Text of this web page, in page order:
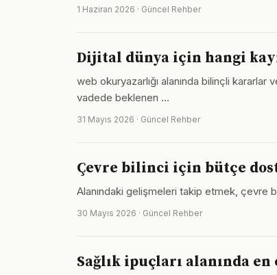
1 Haziran 2026 · Güncel Rehber
Dijital dünya için hangi
web okuryazarlığı alanında bilinçli
vadede beklenen …
31 Mayıs 2026 · Güncel Rehber
Çevre bilinci için bütçe
Alanındaki gelişmeleri takip etmek, çevre
30 Mayıs 2026 · Güncel Rehber
Sağlık ipuçları alanında en